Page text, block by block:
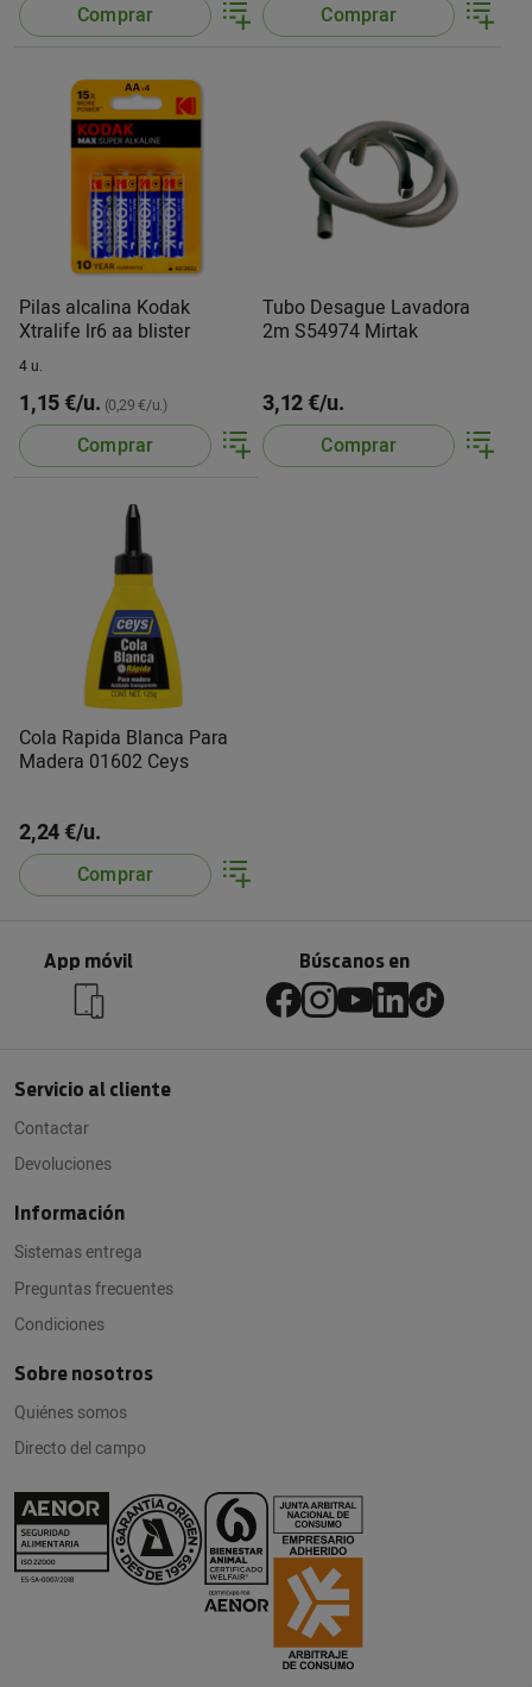
Comprar Comprar
Pilas alcalina Kodak
Xtralife lr6 aa blister
4 u.
1,15 €/u. (0,29 €/u.)
Comprar
Tubo Desague Lavadora
2m S54974 Mirtak
3,12 €/u.
Comprar
Cola Rapida Blanca Para
Madera 01602 Ceys
2,24 €/u.
Comprar
App móvil Búscanos en
Servicio al cliente
Contactar
Devoluciones
Información
Sistemas entrega
Preguntas frecuentes
Condiciones
Sobre nosotros
Quiénes somos
Directo del campo